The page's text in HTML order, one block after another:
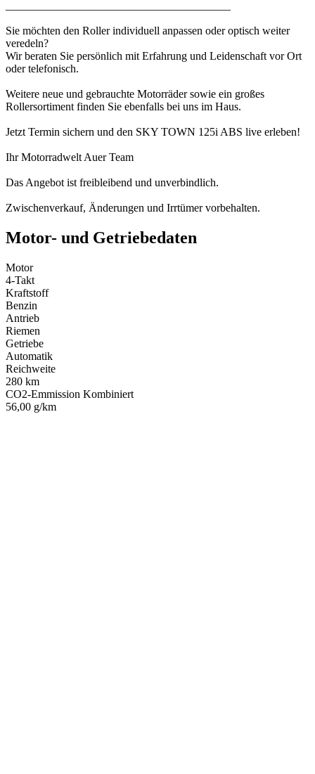
Sie möchten den Roller individuell anpassen oder optisch weiter
veredeln?
Wir beraten Sie persönlich mit Erfahrung und Leidenschaft vor Ort
oder telefonisch.
Weitere neue und gebrauchte Motorräder sowie ein großes
Rollersortiment finden Sie ebenfalls bei uns im Haus.
Jetzt Termin sichern und den SKY TOWN 125i ABS live erleben!
Ihr Motorradwelt Auer Team
Das Angebot ist freibleibend und unverbindlich.
Zwischenverkauf, Änderungen und Irrtümer vorbehalten.
Motor- und Getriebedaten
Motor
4-Takt
Kraftstoff
Benzin
Antrieb
Riemen
Getriebe
Automatik
Reichweite
280 km
CO2-Emmission Kombiniert
56,00 g/km